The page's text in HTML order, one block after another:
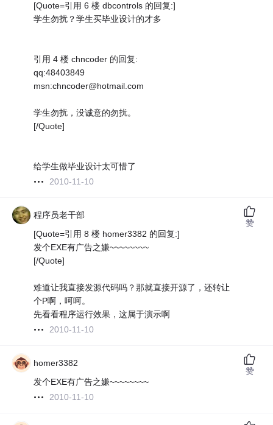
[Quote=引用 6 楼 dbcontrols 的回复:]
学生勿扰？学生买毕业设计的才多
引用 4 楼 chncoder 的回复:
qq:48403849
msn:chncoder@hotmail.com
学生勿扰，没诚意的勿扰。
[/Quote]
给学生做毕业设计太可惜了
2010-11-10
程序员老干部
[Quote=引用 8 楼 homer3382 的回复:]
发个EXE有广告之嫌~~~~~~~~
[/Quote]
难道让我直接发源代码吗？那就直接开源了，还转让
个P啊，呵呵。
先看看程序运行效果，这属于演示啊
2010-11-10
赞
homer3382
发个EXE有广告之嫌~~~~~~~~
2010-11-10
赞